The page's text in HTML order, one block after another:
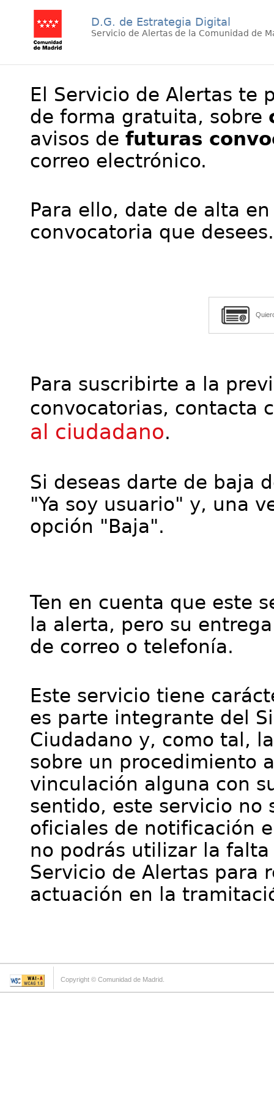
D.G. de Estrategia Digital
Servicio de Alertas de la Comunidad de
El Servicio de Alertas te
de forma gratuita, sobre
avisos de futuras
correo electrónico.
Para ello, date de alta
convocatoria que desees.
Para suscribirte a la
convocatorias, contacta
al ciudadano.
Si deseas darte de baja
"Ya soy usuario" y, una
opción "Baja".
Ten en cuenta que este
la alerta, pero su
de correo o telefonía.
Este servicio tiene
es parte integrante del
Ciudadano y, como tal,
sobre un procedimiento
vinculación alguna con
sentido, este servicio no
oficiales de notificación
no podrás utilizar la
Servicio de Alertas para
actuación en la
Copyright © Comunidad de Madrid.